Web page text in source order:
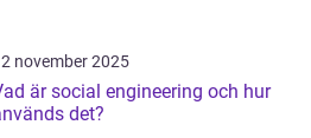
november 2025
är social engineering och hur
det?